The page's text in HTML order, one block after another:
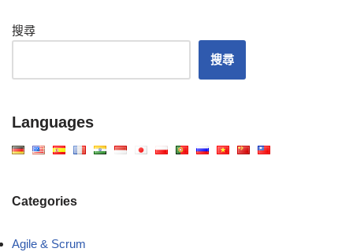
搜尋
搜尋
Languages
Categories
Agile & Scrum